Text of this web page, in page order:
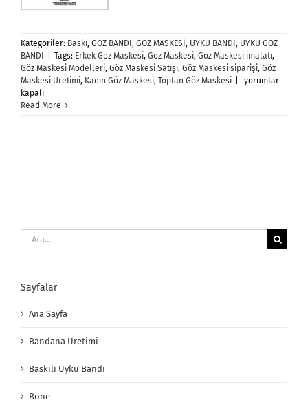
Kategoriler: Baskı, GÖZ BANDI, GÖZ MASKESİ, UYKU BANDI, UYKU GÖZ
BANDI
Tags: Erkek Göz Maskesi, Göz Maskesi, Göz Maskesi imalatı,
Göz Maskesi Modelleri, Göz Maskesi Satışı, Göz Maskesi siparişi, Göz
Maskesi Üretimi, Kadın Göz Maskesi, Toptan Göz Maskesi
Göz
yorumlar
kapalı
Read More
Ara:
Sayfalar
Ana Sayfa
Bandana Üretimi
Baskılı Uyku Bandı
Bone